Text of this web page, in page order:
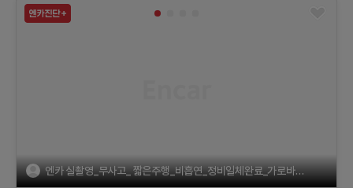
엔카 실촬영_무사고_ 짧은주행_비흡연_정비일체완료_가로바장착